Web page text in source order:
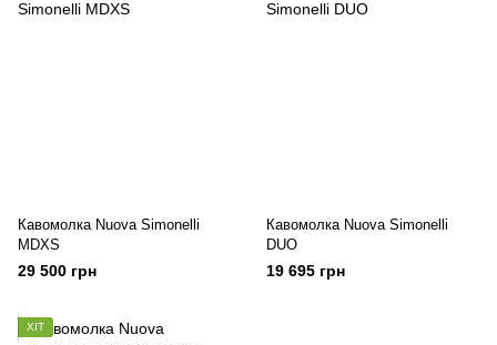
Кавомолка Nuova Simonelli
MDXS
29 500 грн
Кавомолка Nuova Simonelli
DUO
19 695 грн
ХІТ